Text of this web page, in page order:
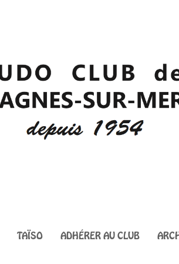
TAÏSO ADHÉRER AU CLUB